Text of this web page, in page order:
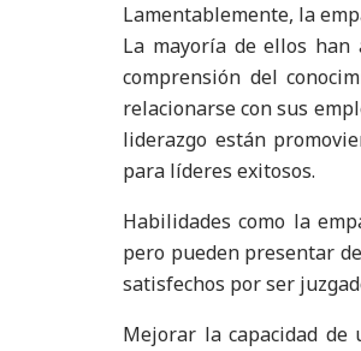
Lamentablemente, la
La mayoría de ellos han
comprensión del
relacionarse con sus
liderazgo están
para líderes exitosos.
Habilidades como la
pero pueden presentar
satisfechos por ser
Mejorar la capacidad